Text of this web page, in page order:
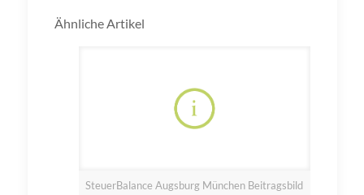
Ähnliche Artikel
SteuerBalance Augsburg München Beitragsbild